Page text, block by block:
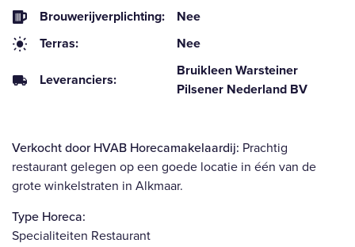
Brouwerijverplichting:
Nee
Terras:
Nee
Leveranciers:
Bruikleen Warsteiner
Pilsener Nederland BV
Verkocht door HVAB Horecamakelaardij: Prachtig
restaurant gelegen op een goede locatie in één van de
grote winkelstraten in Alkmaar.
Type Horeca:
Specialiteiten Restaurant